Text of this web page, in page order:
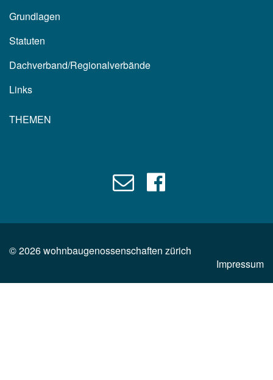
Grundlagen
Statuten
Dachverband/Regionalverbände
Links
THEMEN
©2026wohnbaugenossenschaften zürich
Impressum